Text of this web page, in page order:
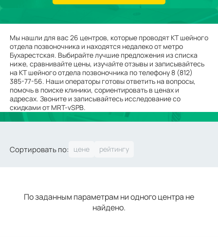
Мы нашли для вас 26 центров, которые проводят КТ шейного
отдела позвоночника и находятся недалеко от метро
Бухарестская. Выбирайте лучшие предложения из списка
ниже, сравнивайте цены, изучайте отзывы и записывайтесь
на КТ шейного отдела позвоночника по телефону 8 (812)
385-77-56. Наши операторы готовы ответить на вопросы,
помочь в поиске клиники, сориентировать в ценах и
адресах. Звоните и записывайтесь исследование со
скидками от MRT-vSPB.
Сортировать по:
По заданным параметрам ни одного центра не
найдено.